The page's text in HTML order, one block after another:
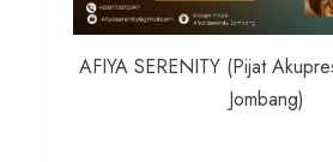
AFIYA SERENITY (Pijat
Jombang)